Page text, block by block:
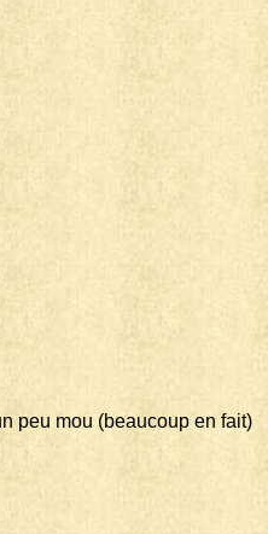
peu mou (beaucoup en fait)